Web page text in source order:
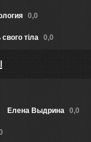
0,0
тіла 0,0
Елена Выдрина 0,0